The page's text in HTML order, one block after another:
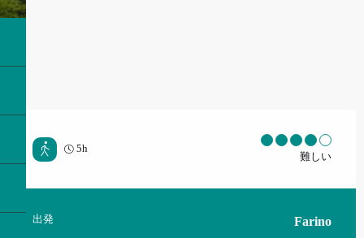
5h
難しい
実用的な情報
出発 Farino